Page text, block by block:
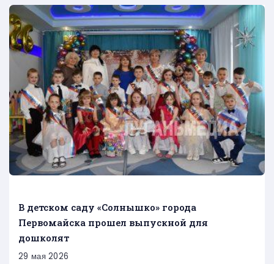
В детском саду «Солнышко» города
Первомайска прошел выпускной для
дошколят
29 мая 2026